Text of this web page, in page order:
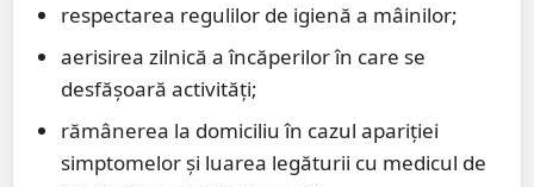
respectarea regulilor de igienă a mâinilor;
aerisirea zilnică a încăperilor în care se
desfășoară activități;
rămânerea la domiciliu în cazul apariției
simptomelor și luarea legăturii cu medicul de